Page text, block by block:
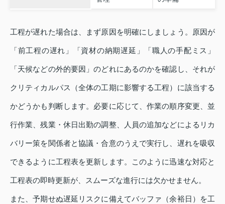
工程が遅れた場合は、まず原因を明確にしましょう。原因が
「前工程の遅れ」「資材の納期遅延」「職人の手配ミス」
「天候などの外的要因」のどれにあるのかを確認し、それが
クリティカルパス（全体の工期に影響する工程）に該当する
かどうかも判断します。必要に応じて、作業の順序変更、並
行作業、残業・休日出勤の調整、人員の追加などによるリカ
バリー策を関係者と協議・合意のうえで実行し、遅れを吸収
できるように工程表を更新します。このように迅速な対応と
工程表の即時更新が、スムーズな進行には欠かせません。
また、予期せぬ遅延リスクに備えてバッファ（余裕日）を工